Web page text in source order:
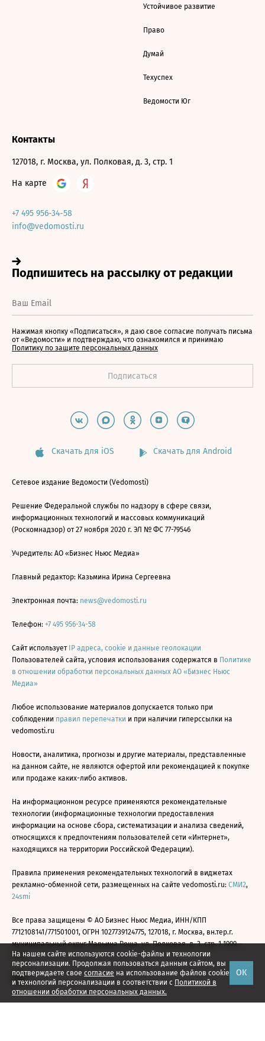
На нашем сайте используются cookie-файлы и технологии
персонализации. Продолжая пользоваться данным сайтом, вы
подтверждаете свое согласие на использование файлов cookie
и технологий персонализации в соответствии с Политикой в
отношении обработки персональных данных.
ОК
Устойчивое развитие
Право
Думай
Техуспех
Ведомости Юг
Контакты
127018, г. Москва, ул. Полковая, д. 3, стр. 1
На карте
+7 495 956-34-58
info@vedomosti.ru
Нажимая кнопку «Подписаться», я даю свое согласие получать письма
от «Ведомости» и подтверждаю, что ознакомился и принимаю
Политику по защите персональных данных
Скачать для iOS Скачать для Android
Сетевое издание Ведомости (Vedomosti)
Решение Федеральной службы по надзору в сфере связи,
информационных технологий и массовых коммуникаций
(Роскомнадзор) от 27 ноября 2020 г. ЭЛ № ФС 77-79546
Учредитель: АО «Бизнес Ньюс Медиа»
Главный редактор: Казьмина Ирина Сергеевна
Электронная почта: news@vedomosti.ru
Телефон: +7 495 956-34-58
Сайт использует IP адреса, cookie и данные геолокации
Пользователей сайта, условия использования содержатся в Политике
в отношении обработки персональных данных АО «Бизнес Ньюс
Медиа»
Любое использование материалов допускается только при
соблюдении правил перепечатки и при наличии гиперссылки на
vedomosti.ru
Новости, аналитика, прогнозы и другие материалы, представленные
на данном сайте, не являются офертой или рекомендацией к покупке
или продаже каких-либо активов.
На информационном ресурсе применяются рекомендательные
технологии (информационные технологии предоставления
информации на основе сбора, систематизации и анализа сведений,
относящихся к предпочтениям пользователей сети «Интернет»,
находящихся на территории Российской Федерации).
Правила применения рекомендательных технологий в виджетах
рекламно-обменной сети, размещенных на сайте vedomosti.ru: СМИ2,
24smi
Все права защищены © АО Бизнес Ньюс Медиа, ИНН/КПП
7712108141/771501001, ОГРН 1027739124775, 127018, г. Москва, вн.тер.г.
муниципальный округ Марьина Роща, ул. Полковая, д. 3, стр. 1 1999—
2026